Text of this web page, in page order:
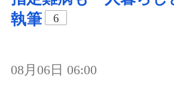
執筆
6
08月06日 06:00